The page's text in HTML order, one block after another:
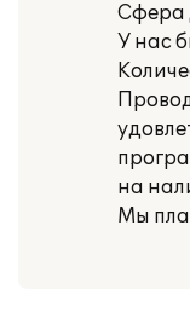
Сфера
У нас
на
Мы